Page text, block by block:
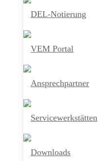
DEL-Notierung
VEM Portal
Ansprechpartner
Servicewerkstätten
Downloads